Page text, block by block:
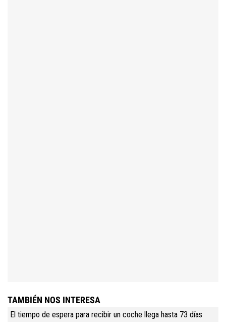
TAMBIÉN NOS INTERESA
El tiempo de espera para recibir un coche llega hasta 73 días